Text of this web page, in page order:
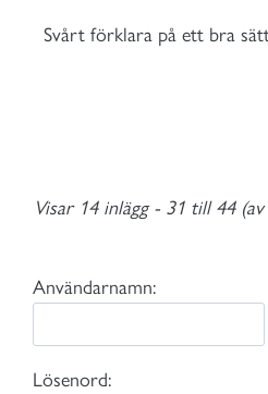
Svårt förklara på ett bra
Visar 14 inlägg - 31 till 44
Användarnamn:
Lösenord: